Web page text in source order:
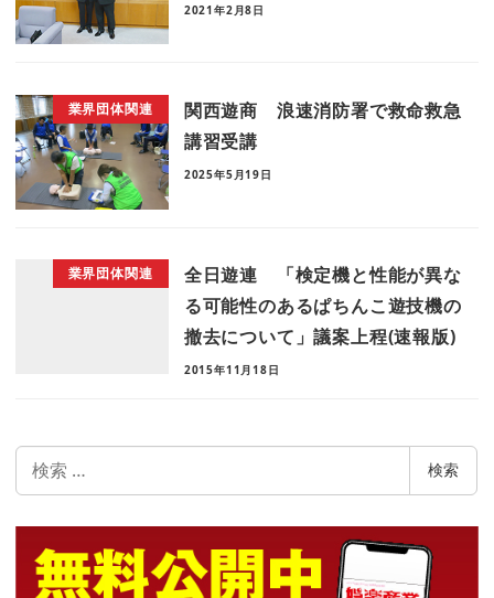
2021年2月8日
業界団体関連
関西遊商 浪速消防署で救命救急
講習受講
2025年5月19日
業界団体関連
全日遊連 「検定機と性能が異な
る可能性のあるぱちんこ遊技機の
撤去について」議案上程(速報版)
2015年11月18日
索
検索